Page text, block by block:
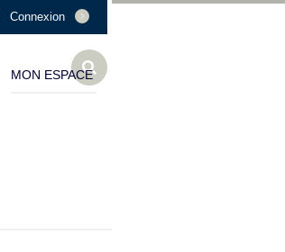
Connexion
MON ESPACE